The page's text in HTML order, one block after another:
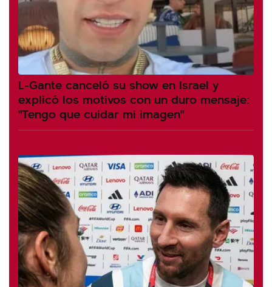
L-Gante canceló su show en Israel y
explicó los motivos con un duro mensaje:
"Tengo que cuidar mi imagen"